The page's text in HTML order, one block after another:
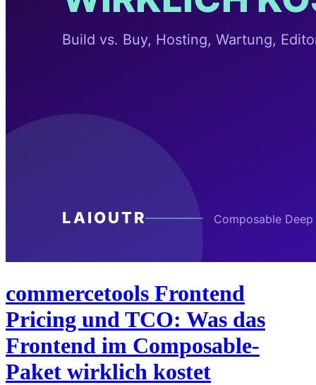
commercetools Frontend
Pricing und TCO: Was das
Frontend im Composable-
Paket wirklich kostet